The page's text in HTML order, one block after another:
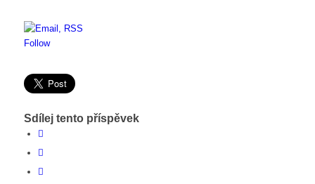
Follow
Sdílej tento příspěvek